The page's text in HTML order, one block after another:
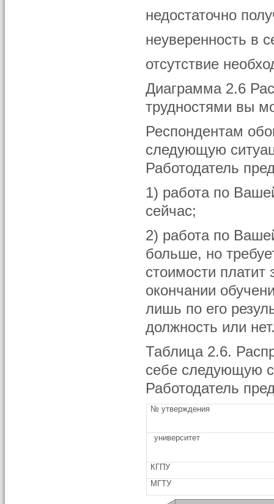
недостаточно
неуверенность в
отсутствие
Диаграмма 2.6
трудностями вы
Респондентам
следующую
Работодатель
1) работа по
сейчас;
2) работа по
больше, но
стоимости
окончании
лишь по его
должность или
Таблица 2.6.
себе следующую
Работодатель
№ утверждения
университет
КГПУ
МГТУ